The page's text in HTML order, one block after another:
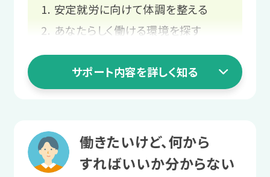
安定就労に向けて体調を整える
あなたらしく働ける環境を探す
スタッフと二人三脚での就職活動
長く働くための職場との関係づくり
安定就労に向けて
サポート内容を詳しく知る
働きたいけど、何から
すればいいか分からない